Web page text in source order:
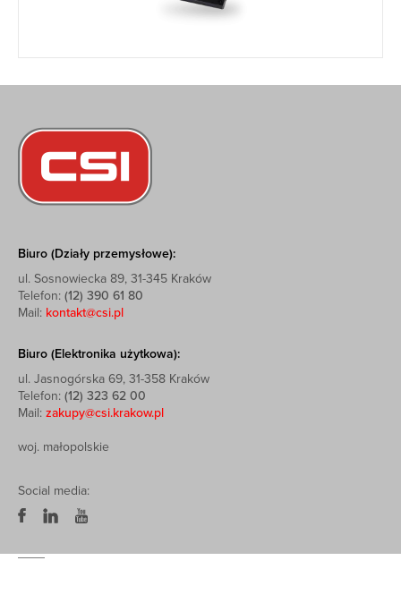
Biuro (Działy przemysłowe):
ul. Sosnowiecka 89, 31-345 Kraków
Telefon: (12) 390 61 80
Mail: kontakt@csi.pl
Biuro (Elektronika użytkowa):
ul. Jasnogórska 69, 31-358 Kraków
Telefon: (12) 323 62 00
Mail: zakupy@csi.krakow.pl
woj. małopolskie
Social media: